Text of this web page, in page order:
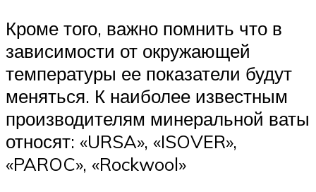
Кроме того, важно помнить что в
зависимости от окружающей
температуры ее показатели будут
меняться. К наиболее известным
производителям минеральной ваты
относят: «URSA», «ISOVER»,
«PAROC», «Rockwool»